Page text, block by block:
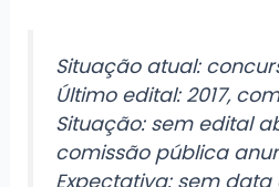
Situação atual:
Último edital: 2017,
Situação: sem edital
comissão pública